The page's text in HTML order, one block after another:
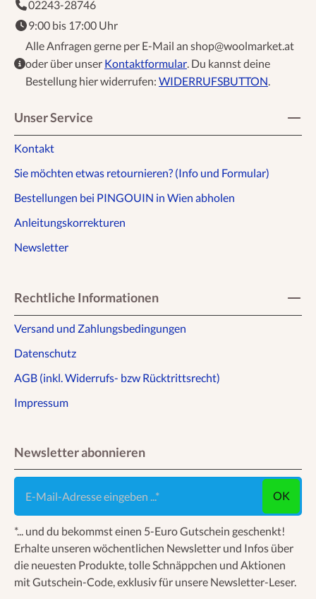
02243-28746
9:00 bis 17:00 Uhr
Alle Anfragen gerne per E-Mail an shop@woolmarket.at
oder über unser Kontaktformular . Du kannst deine
Bestellung hier widerrufen: WIDERRUFSBUTTON
Unser Service
Kontakt
Sie möchten etwas retournieren? (Info und Formular)
Bestellungen bei PINGOUIN in Wien abholen
Anleitungskorrekturen
Newsletter
Rechtliche Informationen
Versand und Zahlungsbedingungen
Datenschutz
AGB (inkl. Widerrufs- bzw Rücktrittsrecht)
Impressum
Newsletter abonnieren
E-Mail-Adresse eingeben ...
OK
*... und du bekommst einen 5-Euro Gutschein geschenkt!
Erhalte unseren wöchentlichen Newsletter und Infos über
die neuesten Produkte, tolle Schnäppchen und Aktionen
mit Gutschein-Code, exklusiv für unsere Newsletter-Leser.